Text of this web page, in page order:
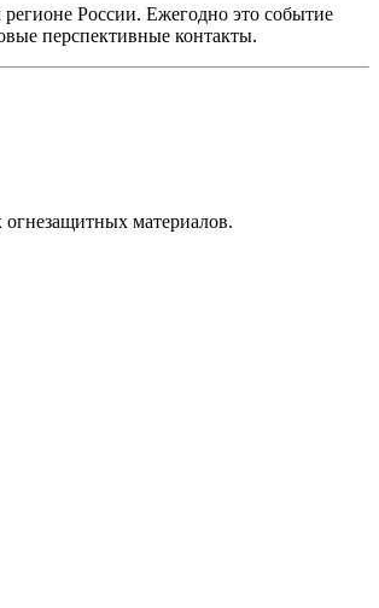
России. Ежегодно это событие
перспективные контакты.
материалов.